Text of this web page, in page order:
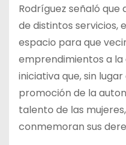
Rodríguez señaló
de distintos servicios,
espacio para que
emprendimientos a la
iniciativa que, sin
promoción de la
talento de las
conmemoran sus